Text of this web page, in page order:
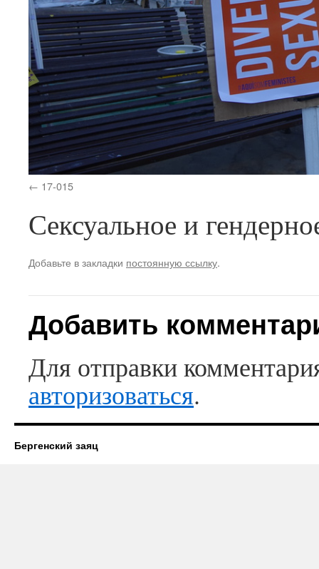
17-015
Сексуальное и
Добавьте в закладки постоянную ссылку.
Добавить
Для отправки
авторизоваться.
Бергенский заяц